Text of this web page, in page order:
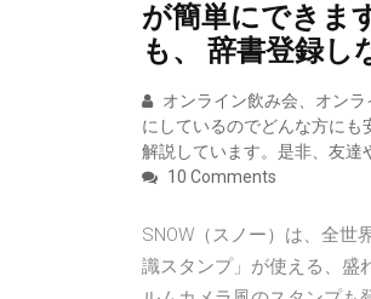
が簡単にできま
も、 辞書登録し
オンライン飲み会、オン
にしているのでどんな方に
解説しています。是非、友達
10 Comments
SNOW（スノー）は、全世
識スタンプ」が使える、盛